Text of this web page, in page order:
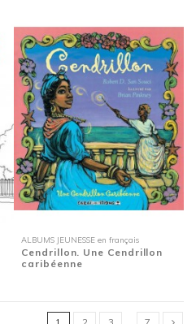
ALBUMS JEUNESSE en français
Cendrillon. Une Cendrillon
caribéenne